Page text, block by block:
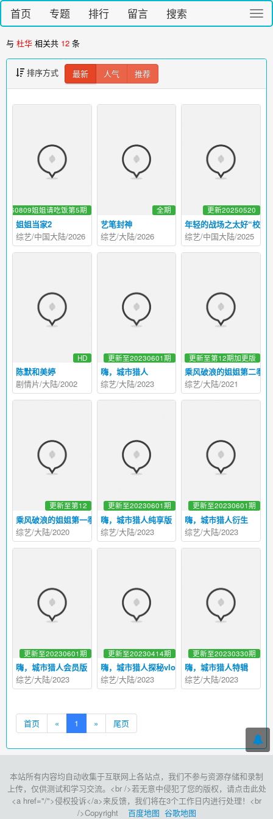
切
换
首页 专题 排行 留言 搜索
与 杜华 相关共 12 条
排序方式 最新 人气 推荐
姐姐当家2
姐姐请吃饭第5期
综艺/中国大陆/2026
艺笔封神
全期
综艺/大陆/2026
年轻的战场之太好“校”了
更新20250520
综艺/中国大陆/2025
陈默和美婷
HD
剧情片/大陆/2002
嗨，城市猎人
更新至20230601期
综艺/大陆/2023
乘风破浪的姐姐第二季
更新至第12期加更版
综艺/大陆/2021
乘风破浪的姐姐第一季
更新至第12
综艺/大陆/2020
嗨，城市猎人纯享版
更新至20230601期
综艺/大陆/2023
嗨，城市猎人衍生
更新至20230601期
综艺/大陆/2023
嗨，城市猎人会员版
更新至20230601期
综艺/大陆/2023
嗨，城市猎人探秘vlog
更新至20230414期
综艺/大陆/2023
嗨，城市猎人特辑
更新至20230330期
综艺/大陆/2023
首页 « 1 » 尾页
本站所有内容均自动收集于互联网上各站点，我们不参与资源存储和录制
上传，仅供测试和学习交流。<br />若无意中侵犯了您的版权，请点击此处
<a href="/">侵权投诉</a>来反馈，我们将在3个工作日内进行处理！<br
/>Copyright 百度地图 谷歌地图